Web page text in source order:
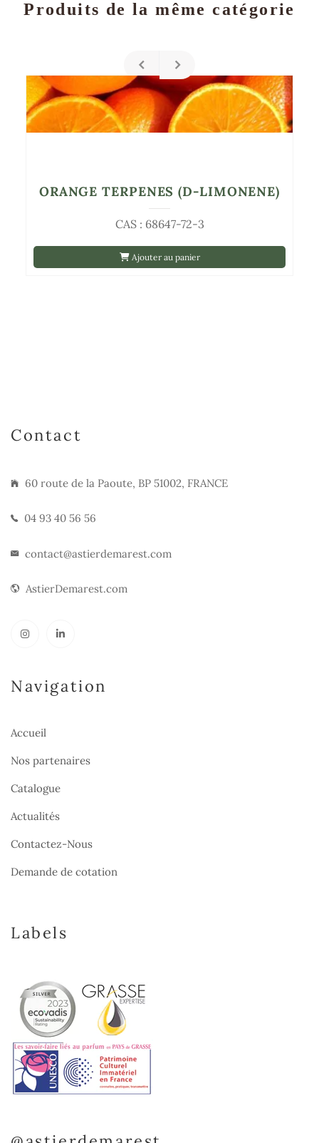
Produits de la même catégorie
Ajouter au panier
CAS : 68647-72-3
ORANGE TERPENES (D-LIMONENE)
Contact
60 route de la Paoute, BP 51002, FRANCE
04 93 40 56 56
contact@astierdemarest.com
AstierDemarest.com
Navigation
Accueil
Nos partenaires
Catalogue
Actualités
Contactez-Nous
Demande de cotation
Labels